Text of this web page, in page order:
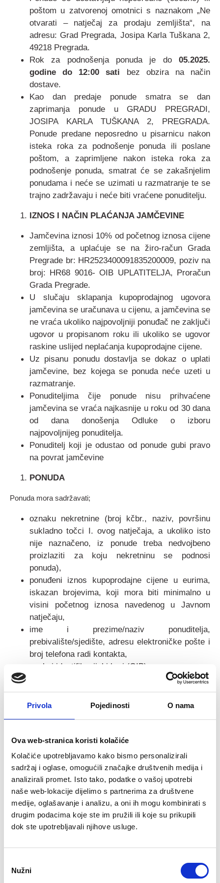
Privola Pojedinosti O nama
Ova web-stranica koristi kolačiće
Kolačiće upotrebljavamo kako bismo personalizirali
sadržaj i oglase, omogućili značajke društvenih medija i
analizirali promet. Isto tako, podatke o vašoj upotrebi
naše web-lokacije dijelimo s partnerima za društvene
medije, oglašavanje i analizu, a oni ih mogu kombinirati s
drugim podacima koje ste im pružili ili koje su prikupili
dok ste upotrebljavali njihove usluge.
pristanka
Nužni
poštom u zatvorenoj omotnici s naznakom „Ne
otvarati – natječaj za prodaju zemljišta“, na
adresu: Grad Pregrada, Josipa Karla Tuškana 2,
49218 Pregrada.
Rok za podnošenja ponuda je do 05.2025.
godine do 12:00 sati bez obzira na način
dostave.
Kao dan predaje ponude smatra se dan
zaprimanja ponude u GRADU PREGRADI,
JOSIPA KARLA TUŠKANA 2, PREGRADA.
Ponude predane neposredno u pisarnicu nakon
isteka roka za podnošenje ponuda ili poslane
poštom, a zaprimljene nakon isteka roka za
podnošenje ponuda, smatrat će se zakašnjelim
ponudama i neće se uzimati u razmatranje te se
trajno zadržavaju i neće biti vraćene ponuditelju.
IZNOS I NAČIN PLAĆANJA JAMČEVINE
Jamčevina iznosi 10% od početnog iznosa cijene
zemljišta, a uplaćuje se na žiro-račun Grada
Pregrade br: HR2523400091835200009, poziv na
broj: HR68 9016- OIB UPLATITELJA, Proračun
Grada Pregrade.
U slučaju sklapanja kupoprodajnog ugovora
jamčevina se uračunava u cijenu, a jamčevina se
ne vraća ukoliko najpovoljniji ponuđač ne zaključi
ugovor u propisanom roku ili ukoliko se ugovor
raskine uslijed neplaćanja kupoprodajne cijene.
Uz pisanu ponudu dostavlja se dokaz o uplati
jamčevine, bez kojega se ponuda neće uzeti u
razmatranje.
Ponuditeljima čije ponude nisu prihvaćene
jamčevina se vraća najkasnije u roku od 30 dana
od dana donošenja Odluke o izboru
najpovoljnijeg ponuditelja.
Ponuditelj koji je odustao od ponude gubi pravo
na povrat jamčevine
PONUDA
Ponuda mora sadržavati;
oznaku nekretnine (broj kčbr., naziv, površinu
sukladno točci I. ovog natječaja, a ukoliko isto
nije naznačeno, iz ponude treba nedvojbeno
proizlaziti za koju nekretninu se podnosi
ponuda),
ponuđeni iznos kupoprodajne cijene u eurima,
iskazan brojevima, koji mora biti minimalno u
visini početnog iznosa navedenog u Javnom
natječaju,
ime i prezime/naziv ponuditelja,
prebivalište/sjedište, adresu elektroničke pošte i
broj telefona radi kontakta,
osobni identifikacijski broj (OIB),
domaće pravne i fizičke osobe dužne su priložiti
izvornik ili ovjerenu presliku potvrde Ministarstva
financija – Porezne uprave (izvornik, preslika ili
posebnim propisima odobrena odgoda plaćanja
navedenih obveza, pod uvjetom da se pridržava
rokova plaćanja, ne stariju od 30 (slovima:
trideset) dana na dan otvaranja ponuda,
domaće fizičke osobe dužne su priložiti presliku
važeće osobne iskaznice, a strane fizičke osobe
presliku putovnice,
domaće pravne osobe moraju priložiti izvornik ili
strane pravne osobe izvadak iz domicilnog
registra s ovjerenim prijevodom sudskog tumača
na hrvatski jezik koji izvaci ne smiju biti stariji od